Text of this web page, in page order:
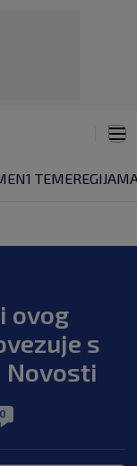
N1 TEMEREGIJA
ovog
s
Novosti
0